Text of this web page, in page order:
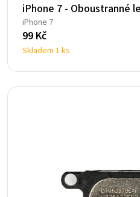
iPhone 7 - Oboustranné
iPhone 7
99 Kč
Skladem 1 ks